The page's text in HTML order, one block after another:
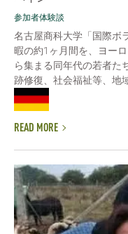
参加者体験談
名古屋商科大学「国際ボ
暇の約1ヶ月間を、ヨー
ら集まる同年代の若者た
跡修復、社会福祉等、地域
READ MORE